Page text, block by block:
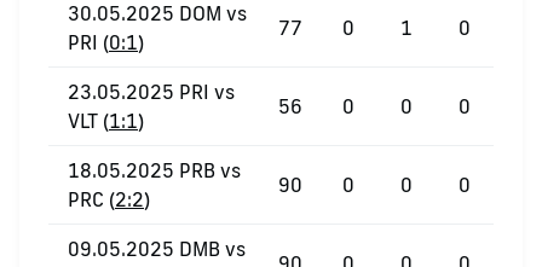
30.05.2025 DOM vs
PRI (0:1)
77 0 1 0
23.05.2025 PRI vs
VLT (1:1)
56 0 0 0
18.05.2025 PRB vs
PRC (2:2)
90 0 0 0
09.05.2025 DMB vs